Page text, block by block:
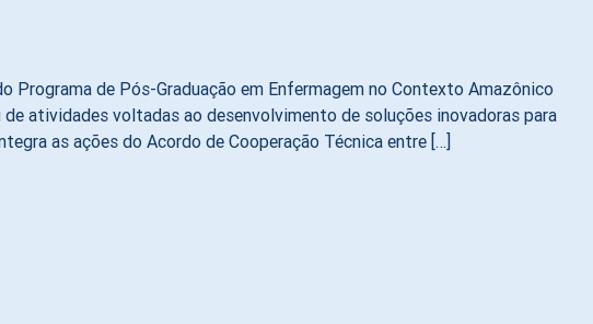
de Pós-Graduação em Enfermagem no Contexto Amazônico
atividades voltadas ao desenvolvimento de soluções inovadoras para
as ações do Acordo de Cooperação Técnica entre […]